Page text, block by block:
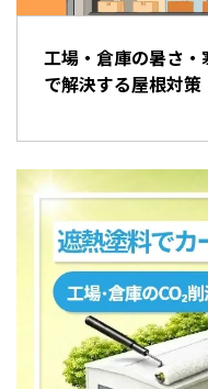
工場・倉庫の暑さ
で解決する屋根対策